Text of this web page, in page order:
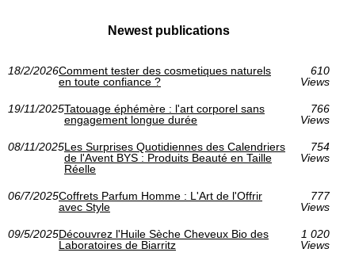
Newest publications
18/2/2026Comment tester des cosmetiques naturels
en toute confiance ?
610
Views
19/11/2025Tatouage éphémère : l'art corporel sans
engagement longue durée
766
Views
08/11/2025Les Surprises Quotidiennes des Calendriers
de l'Avent BYS : Produits Beauté en Taille
Réelle
754
Views
06/7/2025Coffrets Parfum Homme : L'Art de l'Offrir
avec Style
777
Views
09/5/2025Découvrez l'Huile Sèche Cheveux Bio des
Laboratoires de Biarritz
1 020
Views